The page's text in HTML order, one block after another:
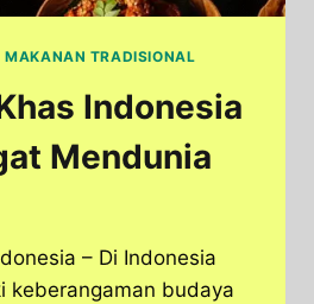
|MAKANAN TRADISIONAL
Indonesia
Mendunia
– Di Indonesia
keberangaman budaya